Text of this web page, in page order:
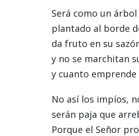
Será como un árbol
plantado al borde
da fruto en su
y no se marchitan
y cuanto emprende
No así los impíos,
serán paja que
Porque el Señor